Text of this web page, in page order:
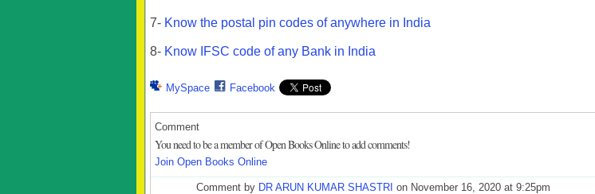
7- Know the postal pin codes of anywhere in India
8- Know IFSC code of any Bank in India
MySpace Facebook
Comment
You need to be a member of Open Books Online to add comments!
Join Open Books Online
Comment by DR ARUN KUMAR SHASTRI on November 16, 2020 at 9:25pm